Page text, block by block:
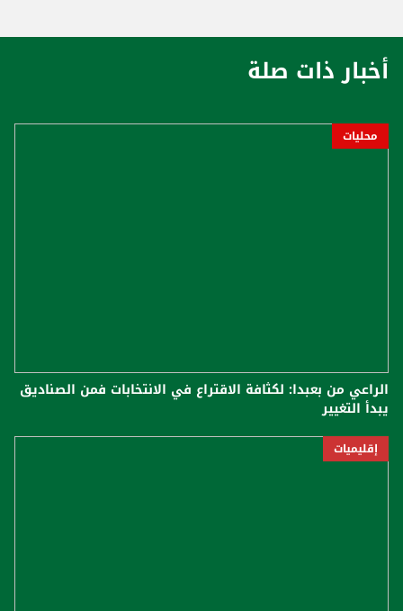
أخبار ذات صلة
محليات
الراعي من بعبدا: لكثافة الاقتراع في الانتخابات فمن الصناديق
يبدأ التغيير
إقليميات